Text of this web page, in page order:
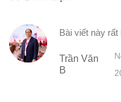
Bài viết này
Trần Văn
B